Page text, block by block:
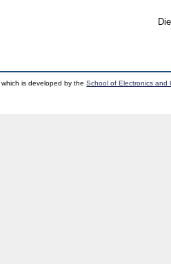
which is developed by theSchool of Electronics and